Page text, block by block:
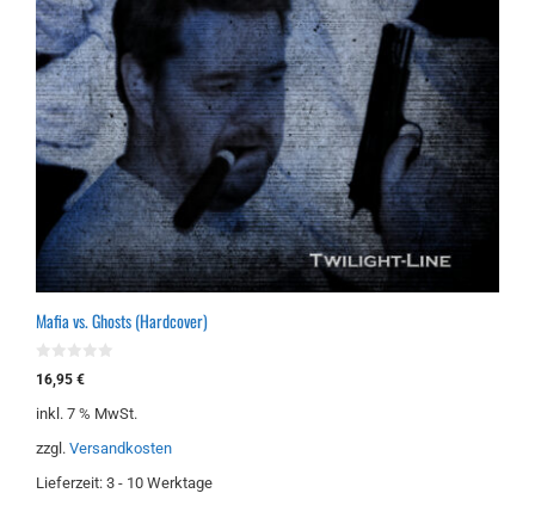
Mafia vs. Ghosts (Hardcover)
0
v
n
16,95 €
inkl. 7 % MwSt.
zzgl. Versandkosten
Lieferzeit: 3 - 10 Werktage